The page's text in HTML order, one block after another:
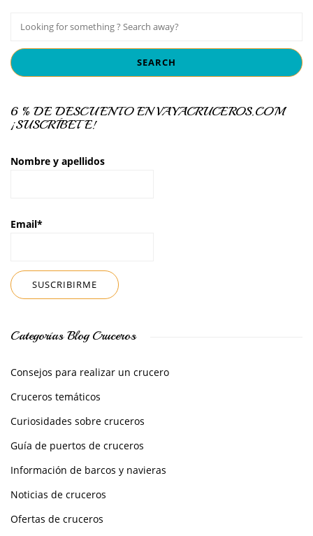
6 % DE DESCUENTO EN VAYACRUCEROS.COM
¡SUSCRÍBETE!
Nombre y apellidos
Email*
Categorías Blog Cruceros
Consejos para realizar un crucero
Cruceros temáticos
Curiosidades sobre cruceros
Guía de puertos de cruceros
Información de barcos y navieras
Noticias de cruceros
Ofertas de cruceros